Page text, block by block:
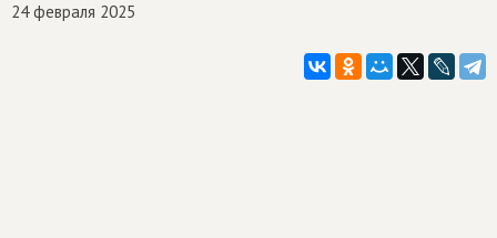
24 февраля 2025